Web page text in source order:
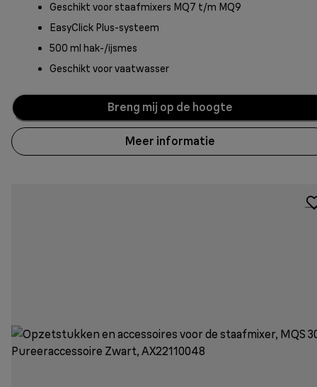
Geschikt voor staafmixers MQ7 t/m MQ9
EasyClick Plus-systeem
500 ml hak-/ijsmes
Geschikt voor vaatwasser
Breng mij op de hoogte
Meer informatie